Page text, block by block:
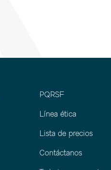
PQRSF
Línea ética
Lista de precios
Contáctanos